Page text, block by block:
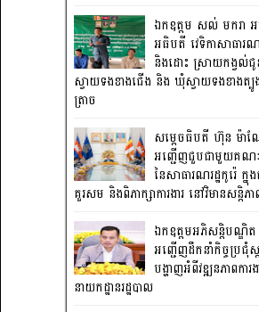
ឯកឧត្តម សល់ មករា អ
អធិបតី វេទិកាសាធារណ
និងដោះ ស្រាយកង្វល់ជូ
ស្វាយទងខាងជើង និង ឃុំស្វាយទងខាងត្
ត្រាច
សម្តេចធិបតី ហ៊ុន ម៉ា
អញ្ជើញជួបជាមួយគណៈ
នៃសាធារណរដ្ឋកូរ៉េ ក្នុ
គួរសម និងពិភាក្សាការងារ នៅវិមានសន្តិភា
ឯកឧត្តមអភិសន្តិបណ្ឌិ
អញ្ជើញដឹកនាំកិច្ចប្រជុំស្
បង្ហាញអំពីវឌ្ឍនភាពការ
នាយកដ្ឋានរដ្ឋបាល